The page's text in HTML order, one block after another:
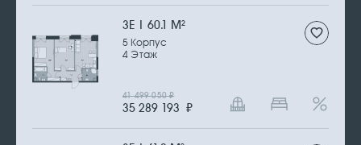
3Е | 60.1 М2
5 Корпус
4 Этаж
35 289 193 ₽
41 499 050₽